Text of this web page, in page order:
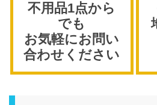
不用品1点から
でも
お気軽にお問い
合わせください